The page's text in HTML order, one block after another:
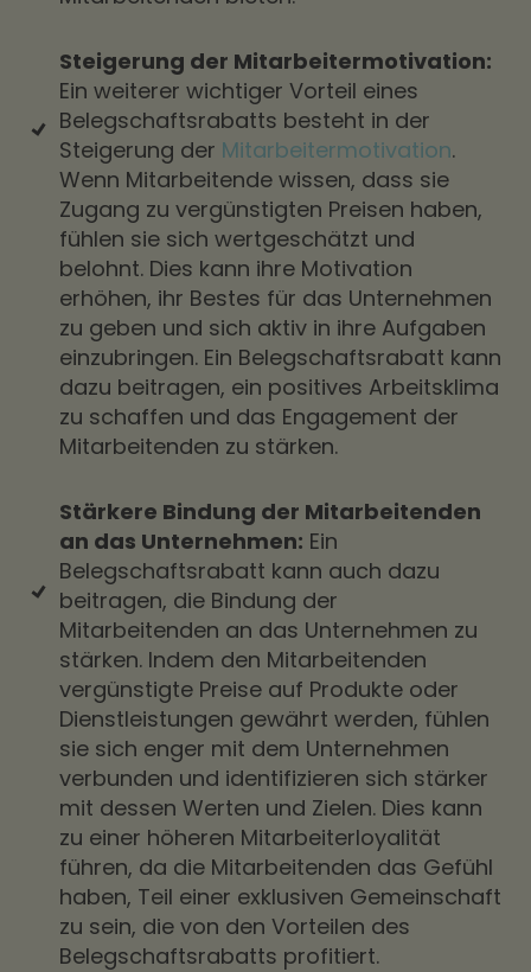
Steigerung der Mitarbeitermotivation:
Ein weiterer wichtiger Vorteil eines
Belegschaftsrabatts besteht in der
Steigerung der Mitarbeitermotivation.
Wenn Mitarbeitende wissen, dass sie
Zugang zu vergünstigten Preisen haben,
fühlen sie sich wertgeschätzt und
belohnt. Dies kann ihre Motivation
erhöhen, ihr Bestes für das Unternehmen
zu geben und sich aktiv in ihre Aufgaben
einzubringen. Ein Belegschaftsrabatt kann
dazu beitragen, ein positives Arbeitsklima
zu schaffen und das Engagement der
Mitarbeitenden zu stärken.
Stärkere Bindung der Mitarbeitenden
an das Unternehmen: Ein
Belegschaftsrabatt kann auch dazu
beitragen, die Bindung der
Mitarbeitenden an das Unternehmen zu
stärken. Indem den Mitarbeitenden
vergünstigte Preise auf Produkte oder
Dienstleistungen gewährt werden, fühlen
sie sich enger mit dem Unternehmen
verbunden und identifizieren sich stärker
mit dessen Werten und Zielen. Dies kann
zu einer höheren Mitarbeiterloyalität
führen, da die Mitarbeitenden das Gefühl
haben, Teil einer exklusiven Gemeinschaft
zu sein, die von den Vorteilen des
Belegschaftsrabatts profitiert.